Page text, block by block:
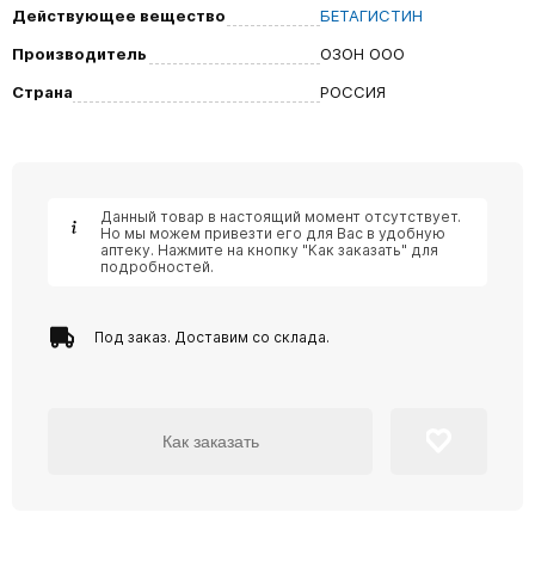
Действующее вещество
БЕТАГИСТИН
Производитель
ОЗОН ООО
Страна
РОССИЯ
Данный товар в настоящий момент отсутствует.
Но мы можем привезти его для Вас в удобную
аптеку. Нажмите на кнопку "Как заказать" для
подробностей.
Под заказ. Доставим со склада.
Как заказать